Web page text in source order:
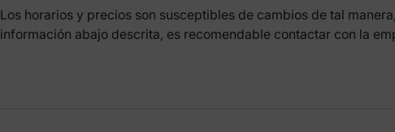
Los horarios y precios son susceptibles de cambios de tal
información abajo descrita, es recomendable contactar con la